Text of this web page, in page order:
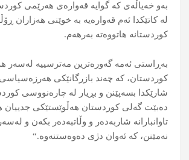
به‌و خه‌یاڵه‌ی كه‌ گوایه‌ قه‌واره‌ی هه‌رێمی
له ‌كاتێكدا ئه‌م قه‌واره‌یه‌ به‌ خوێنى هه‌زاران
كوردستانه‌ هاتووەته‌ به‌رهه‌م.
به‌ڕاستى ئه‌مه‌ گه‌وره‌ترین مه‌ترسییه‌ له‌سه‌ر
كوردستان، كه‌ چه‌ند بازرگانێكی
شارێكدا بسه‌پێنن و بڕیار له‌ چاره‌نووسی
ده‌بێت گه‌لی كوردستان هه‌ڵوێستێكی جدییان
تاوانبارانه‌ شاربه‌ده‌ر و وڵاتبه‌ده‌ر بكه‌ن و
نه‌مێنن، كه‌ ئه‌وان دژى ده‌وه‌ستنه‌وه‌.“